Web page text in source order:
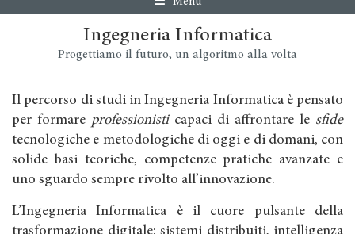
Ingegneria Informatica
Progettiamo il futuro, un algoritmo alla volta
Il percorso di studi in Ingegneria Informatica è pensato
per formare professionisticapaci di affrontare le sfide
tecnologiche e metodologiche di oggi e di domani, con
solide basi teoriche, competenze pratiche avanzate e
uno sguardo sempre rivolto all’innovazione.
L’Ingegneria Informatica è il cuore pulsante della